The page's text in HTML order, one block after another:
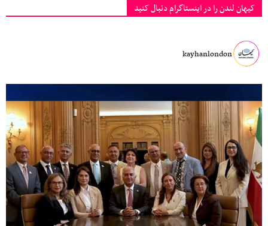
کیهان لندن را در اینستاگرام دنبال کنید
kayhanlondon